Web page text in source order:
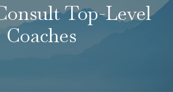
Top-Level
Coaches